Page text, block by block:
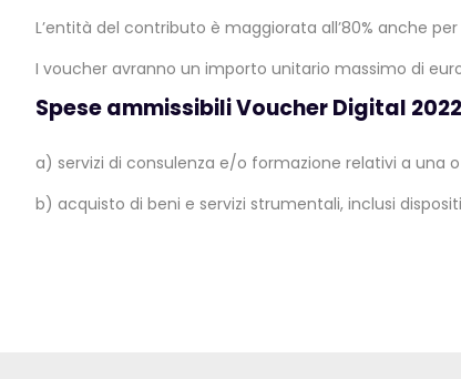
L’entità del contributo è maggiorata all’80% anche
I voucher avranno un importo unitario massimo di euro
Spese ammissibili Voucher Digital
a) servizi di consulenza e/o formazione relativi a una
b) acquisto di beni e servizi strumentali, inclusi